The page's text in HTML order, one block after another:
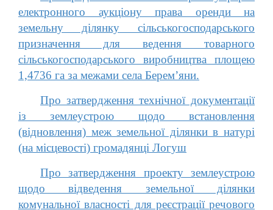
електронного аукціону права оренди на
земельну ділянку сільськогосподарського
призначення для ведення товарного
сільськогосподарського виробництва площею
1,4736 га за межами села Берем’яни.
Про затвердження технічної документації
із землеустрою щодо встановлення
(відновлення) меж земельної ділянки в натурі
(на місцевості) громадянці Логуш
Про затвердження проекту землеустрою
щодо відведення земельної ділянки
комунальної власності для реєстрації речового